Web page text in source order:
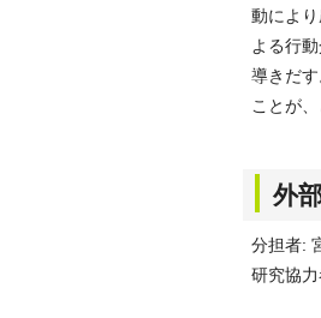
動によ
よる行
導きだ
ことが
外
分担者:
研究協